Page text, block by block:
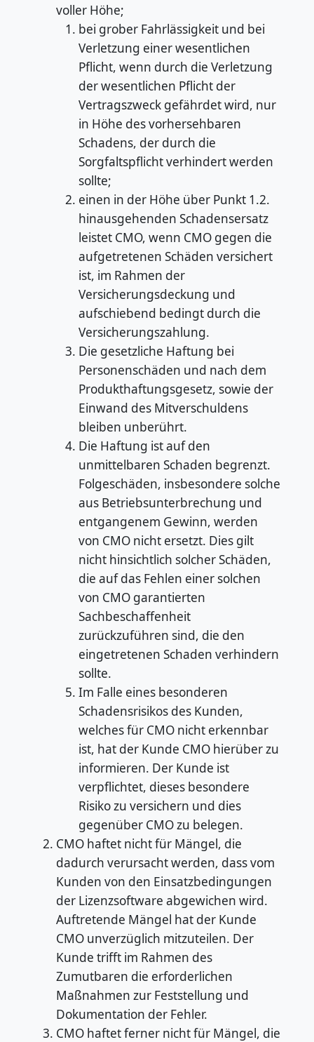
voller Höhe;
bei grober Fahrlässigkeit und bei
Verletzung einer wesentlichen
Pflicht, wenn durch die Verletzung
der wesentlichen Pflicht der
Vertragszweck gefährdet wird, nur
in Höhe des vorhersehbaren
Schadens, der durch die
Sorgfaltspflicht verhindert werden
sollte;
einen in der Höhe über Punkt 1.2.
hinausgehenden Schadensersatz
leistet CMO, wenn CMO gegen die
aufgetretenen Schäden versichert
ist, im Rahmen der
Versicherungsdeckung und
aufschiebend bedingt durch die
Versicherungszahlung.
Die gesetzliche Haftung bei
Personenschäden und nach dem
Produkthaftungsgesetz, sowie der
Einwand des Mitverschuldens
bleiben unberührt.
Die Haftung ist auf den
unmittelbaren Schaden begrenzt.
Folgeschäden, insbesondere solche
aus Betriebsunterbrechung und
entgangenem Gewinn, werden
von CMO nicht ersetzt. Dies gilt
nicht hinsichtlich solcher Schäden,
die auf das Fehlen einer solchen
von CMO garantierten
Sachbeschaffenheit
zurückzuführen sind, die den
eingetretenen Schaden verhindern
sollte.
Im Falle eines besonderen
Schadensrisikos des Kunden,
welches für CMO nicht erkennbar
ist, hat der Kunde CMO hierüber zu
informieren. Der Kunde ist
verpflichtet, dieses besondere
Risiko zu versichern und dies
gegenüber CMO zu belegen.
CMO haftet nicht für Mängel, die
dadurch verursacht werden, dass vom
Kunden von den Einsatzbedingungen
der Lizenzsoftware abgewichen wird.
Auftretende Mängel hat der Kunde
CMO unverzüglich mitzuteilen. Der
Kunde trifft im Rahmen des
Zumutbaren die erforderlichen
Maßnahmen zur Feststellung und
Dokumentation der Fehler.
CMO haftet ferner nicht für Mängel, die